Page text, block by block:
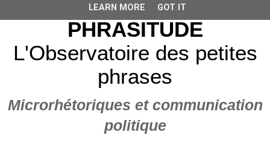
PHRASITUDE
L'Observatoire des petites
phrases
Microrhétoriques et communication
politique
LEARN MORE GOT IT